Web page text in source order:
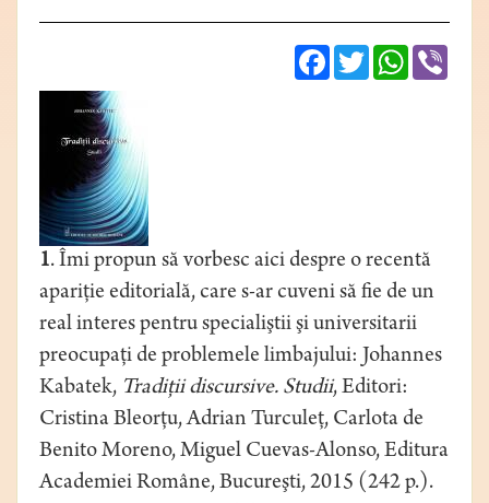
FacebookTwitterWhatsApp
1. Îmi propun să vorbesc aici despre o recentă
apariţie editorială, care s-ar cuveni să fie de un
real interes pentru specialiştii şi universitarii
preocupaţi de problemele limbajului: Johannes
Kabatek, Tradiţii discursive. Studii, Editori:
Cristina Bleorţu, Adrian Turculeţ, Carlota de
Benito Moreno, Miguel Cuevas-Alonso, Editura
Academiei Române, Bucureşti, 2015 (242 p.).